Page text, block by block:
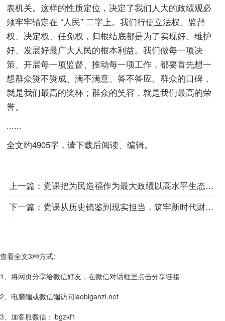
表机关。这样的性质定位，决定了我们人大的政绩观必
须牢牢锚定在 “人民” 二字上。我们行使立法权、监督
权、决定权、任免权，归根结底都是为了实现好、维护
好、发展好最广大人民的根本利益。我们做每一项决
策、开展每一项监督、推动每一项工作，都要首先想一
想群众赞不赞成、满不满意、答不答应。群众的口碑，
就是我们最高的奖杯；群众的笑容，就是我们最高的荣
誉。
......
全文约4905字，请下载后阅读、编辑。
上一篇： 党课把为民造福作为最大政绩以高水平生态保护推动高质量发展
下一篇： 党课从历史镜鉴到现实担当，筑牢新时代财政履职的思想根基
查看全文3种方式:
1、将网页分享给微信好友，在微信对话框里点击分享链接
2、电脑端或微信端访问laobiganzi.net
3、加客服微信：lbgzkf1